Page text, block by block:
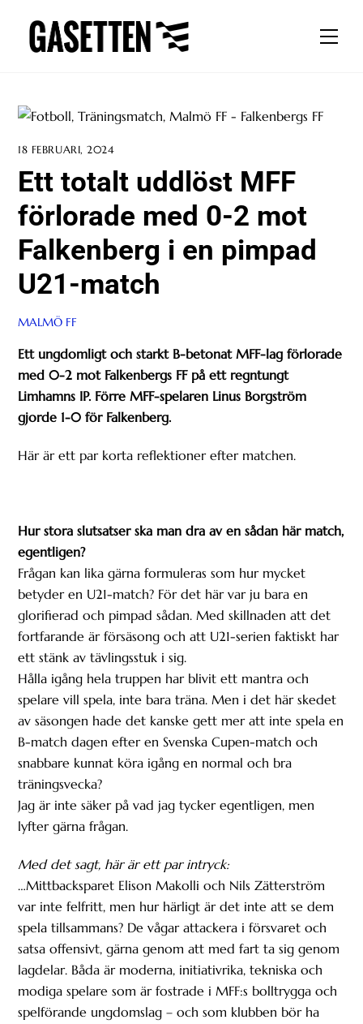
content
18 FEBRUARI, 2024
Ett totalt uddlöst MFF
förlorade med 0-2 mot
Falkenberg i en pimpad
U21-match
MALMÖ FF
Ett ungdomligt och starkt B-betonat MFF-lag förlorade
med 0-2 mot Falkenbergs FF på ett regntungt
Limhamns IP. Förre MFF-spelaren Linus Borgström
gjorde 1-0 för Falkenberg.
Här är ett par korta reflektioner efter matchen.
Hur stora slutsatser ska man dra av en sådan här match,
egentligen?
Frågan kan lika gärna formuleras som hur mycket
betyder en U21-match? För det här var ju bara en
glorifierad och pimpad sådan. Med skillnaden att det
fortfarande är försäsong och att U21-serien faktiskt har
ett stänk av tävlingsstuk i sig.
Hålla igång hela truppen har blivit ett mantra och
spelare vill spela, inte bara träna. Men i det här skedet
av säsongen hade det kanske gett mer att inte spela en
B-match dagen efter en Svenska Cupen-match och
snabbare kunnat köra igång en normal och bra
träningsvecka?
Jag är inte säker på vad jag tycker egentligen, men
lyfter gärna frågan.
Med det sagt, här är ett par intryck:
…Mittbacksparet Elison Makolli och Nils Zätterström
var inte felfritt, men hur härligt är det inte att se dem
spela tillsammans? De vågar attackera i försvaret och
satsa offensivt, gärna genom att med fart ta sig genom
lagdelar. Båda är moderna, initiativrika, tekniska och
modiga spelare som är fostrade i MFF:s bolltrygga och
spelförande ungdomslag – och som klubben bör ha